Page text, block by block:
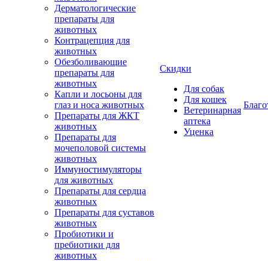
Дерматологические
препараты для
животных
Контрацепция для
животных
Обезболивающие
препараты для
животных
Капли и лосьоны для
глаз и носа животных
Препараты для ЖКТ
животных
Препараты для
мочеполовой системы
животных
Иммуностимуляторы
для животных
Препараты для сердца
животных
Препараты для суставов
животных
Пробиотики и
пребиотики для
животных
Скидки
Для собак
Для кошек
Ветеринарная
аптека
Уценка